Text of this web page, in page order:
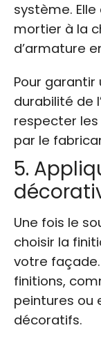
système.
mortier à la
d’armature
Pour
durabilité de
respecter
par le
5.
Une fois le
choisir la
votre
finitions,
peintures ou
décoratifs.